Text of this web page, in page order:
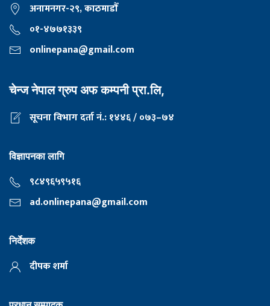
अनामनगर-२९, काठमाडाैँ
०१-४७७१३३९
onlinepana@gmail.com
चेन्ज नेपाल ग्रुप अफ कम्पनी प्रा.लि,
सूचना विभाग दर्ता नं.: १४४६ / ०७३–७४
विज्ञापनका लागि
९८४९६५९५१६
ad.onlinepana@gmail.com
निर्देशक
दीपक शर्मा